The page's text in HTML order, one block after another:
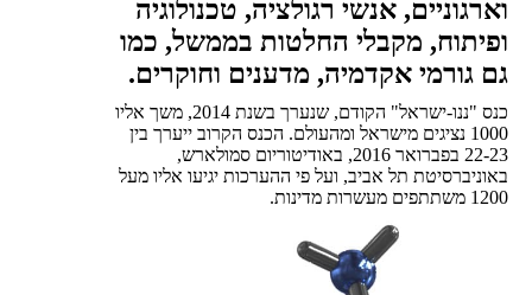
וארגוניים, אנשי רגולציה, טכנולוגיה
ופיתוח, מקבלי החלטות בממשל, כמו
גם גורמי אקדמיה, מדענים וחוקרים.
כנס "ננו-ישראל" הקודם, שנערך בשנת 2014, משך אליו
1000 נציגים מישראל ומהעולם. הכנס הקרוב ייערך בין
22-23 בפברואר 2016, באודיטוריום סמולארש,
באוניברסיטת תל אביב, ועל פי ההערכות יגיעו אליו מעל
1200 משתתפים מעשרות מדינות.